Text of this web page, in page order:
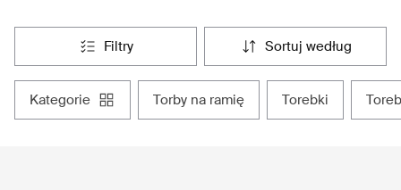
filtry sortuj według
kategorie torby na ramię torebki